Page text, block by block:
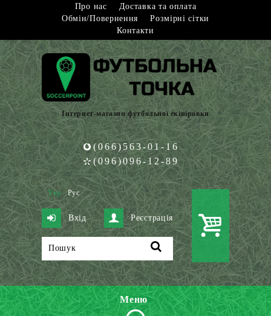
Про нас
Доставка та оплата
Обмін/Повернення
Розмірні сітки
Контакти
Інтернет-магазин футбольної екіпіровки
(066)563-01-16
(096)096-12-89
Укр Рус
Вхід Реєстрація
Меню